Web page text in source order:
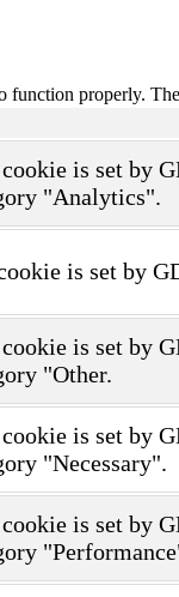
function properly.
is set by
"Analytics".
is set by
is set by
"Other.
is set by
"Necessary".
is set by